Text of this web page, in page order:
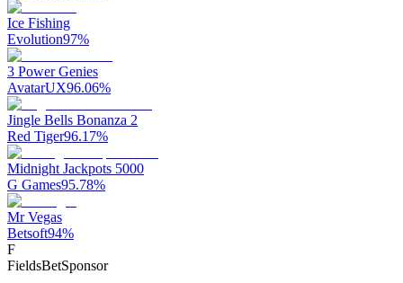
Ice Fishing
Evolution97%
3 Power Genies
AvatarUX96.06%
Jingle Bells Bonanza 2
Red Tiger96.17%
Midnight Jackpots 5000
G Games95.78%
Mr Vegas
Betsoft94%
F
FieldsBetSponsor